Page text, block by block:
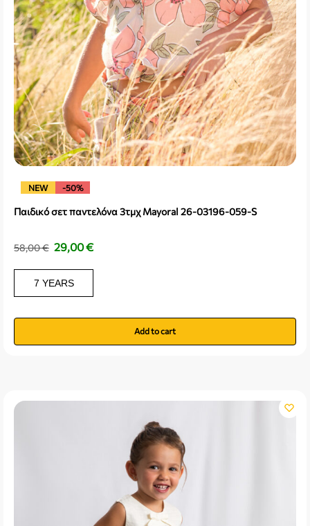
NEW -50%
Παιδικό σετ παντελόνα 3τμχ Mayoral 26-03196-059-S
58,00€ 29,00€
7 YEARS
Add to cart